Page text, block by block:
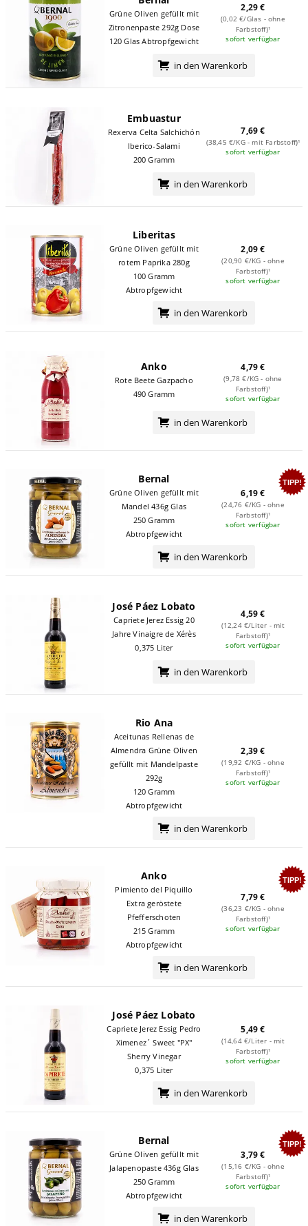
Grüne Oliven gefüllt mit
Zitronenpaste 292g Dose
120 Glas Abtropfgewicht
2,29 €
(0,02 €/Glas - ohne
Farbstoff)¹
sofort verfügbar
in den Warenkorb
Embuastur
Rexerva Celta Salchichón
Iberico-Salami
200 Gramm
7,69 €
(38,45 €/KG - mit Farbstoff)¹
sofort verfügbar
in den Warenkorb
Liberitas
Grüne Oliven gefüllt mit
rotem Paprika 280g
100 Gramm
Abtropfgewicht
2,09 €
(20,90 €/KG - ohne
Farbstoff)¹
sofort verfügbar
in den Warenkorb
Anko
Rote Beete Gazpacho
490 Gramm
4,79 €
(9,78 €/KG - ohne
Farbstoff)¹
sofort verfügbar
in den Warenkorb
TIPP!
Bernal
Grüne Oliven gefüllt mit
Mandel 436g Glas
250 Gramm
Abtropfgewicht
6,19 €
(24,76 €/KG - ohne
Farbstoff)¹
sofort verfügbar
in den Warenkorb
José Páez Lobato
Capriete Jerez Essig 20
Jahre Vinaigre de Xérès
0,375 Liter
4,59 €
(12,24 €/Liter - mit
Farbstoff)¹
sofort verfügbar
in den Warenkorb
Rio Ana
Aceitunas Rellenas de
Almendra Grüne Oliven
gefüllt mit Mandelpaste
292g
120 Gramm
Abtropfgewicht
2,39 €
(19,92 €/KG - ohne
Farbstoff)¹
sofort verfügbar
in den Warenkorb
TIPP!
Anko
Pimiento del Piquillo
Extra geröstete
Pfefferschoten
215 Gramm
Abtropfgewicht
7,79 €
(36,23 €/KG - ohne
Farbstoff)¹
sofort verfügbar
in den Warenkorb
José Páez Lobato
Capriete Jerez Essig Pedro
Ximenez´ Sweet "PX"
Sherry Vinegar
0,375 Liter
5,49 €
(14,64 €/Liter - mit
Farbstoff)¹
sofort verfügbar
in den Warenkorb
TIPP!
Bernal
Grüne Oliven gefüllt mit
Jalapenopaste 436g Glas
250 Gramm
Abtropfgewicht
3,79 €
(15,16 €/KG - ohne
Farbstoff)¹
sofort verfügbar
in den Warenkorb